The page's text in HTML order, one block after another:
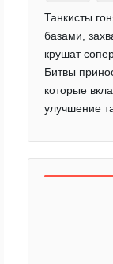
Танкисты
базами,
крушат
Битвы
которые
улучшение